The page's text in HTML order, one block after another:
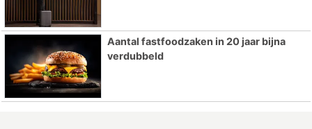
Aantal fastfoodzaken in 20 jaar bijna
verdubbeld